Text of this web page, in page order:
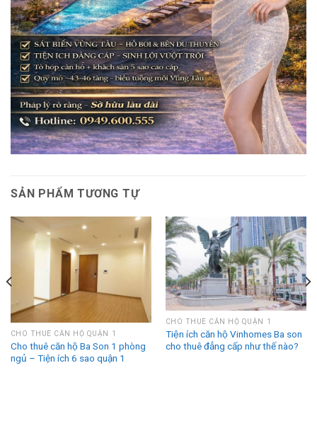
SẢN PHẨM TƯƠNG TỰ
CHO THUÊ CĂN HỘ QUẬN 1
Cho thuê căn hộ Ba Son 1 phòng
ngủ – Tiện ích 6 sao quận 1
CHO THUÊ CĂN HỘ QUẬN 1
Tiện ích căn hộ Vinhomes Ba son
cho thuê đẳng cấp như thế nào?